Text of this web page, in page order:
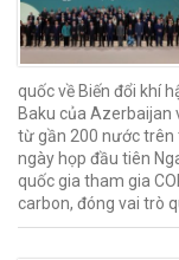
quốc về Biến đổi khí
Baku của Azerbaijan
từ gần 200 nước trên
ngày họp đầu tiên
quốc gia tham gia
carbon, đóng vai trò